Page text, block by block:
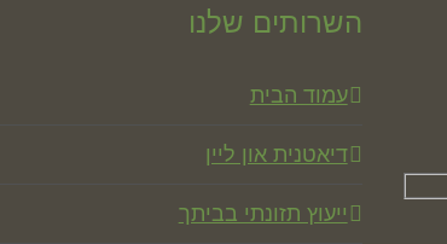
השרותים שלנו
עמוד הבית
דיאטנית און ליין
ייעוץ תזונתי בביתך